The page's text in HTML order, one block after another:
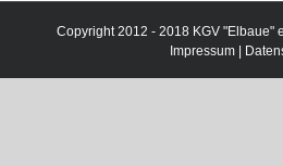
Copyright 2012 - 2018 KGV "Elbaue"
Impressum|